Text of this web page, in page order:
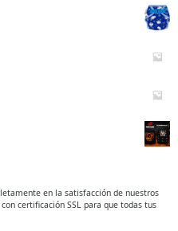
en la satisfacción de nuestros
certificación SSL para que todas tus